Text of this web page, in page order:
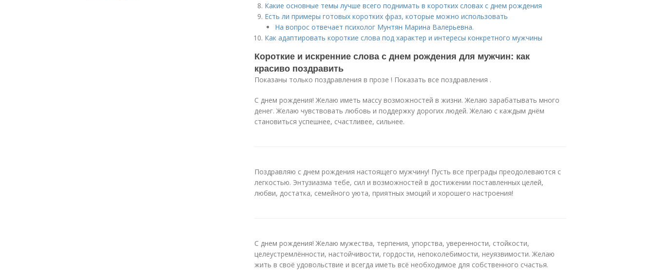
Какие основные темы лучше всего поднимать в коротких словах с днем рождения
Есть ли примеры готовых коротких фраз, которые можно использовать
На вопрос отвечает психолог Мунтян Марина Валерьевна.
Как адаптировать короткие слова под характер и интересы конкретного мужчины
Короткие и искренние слова с днем рождения для мужчин: как
красиво поздравить
Показаны только поздравления в прозе ! Показать все поздравления .
С днем рождения! Желаю иметь массу возможностей в жизни. Желаю зарабатывать много
денег. Желаю чувствовать любовь и поддержку дорогих людей. Желаю с каждым днём
становиться успешнее, счастливее, сильнее.
Поздравляю с днем рождения настоящего мужчину! Пусть все преграды преодолеваются с
легкостью. Энтузиазма тебе, сил и возможностей в достижении поставленных целей,
любви, достатка, семейного уюта, приятных эмоций и хорошего настроения!
С днем рождения! Желаю мужества, терпения, упорства, уверенности, стойкости,
целеустремлённости, настойчивости, гордости, непоколебимости, неуязвимости. Желаю
жить в своё удовольствие и всегда иметь всё необходимое для собственного счастья.